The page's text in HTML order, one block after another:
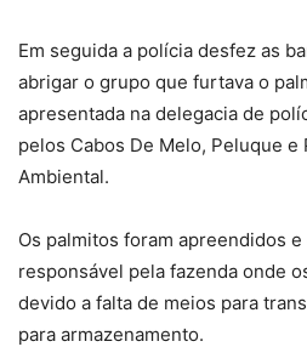
Em seguida a polícia desfez as
abrigar o grupo que furtava o
apresentada na delegacia de
pelos Cabos De Melo, Peluque e
Ambiental.
Os palmitos foram apreendidos
responsável pela fazenda onde
devido a falta de meios para
para armazenamento.